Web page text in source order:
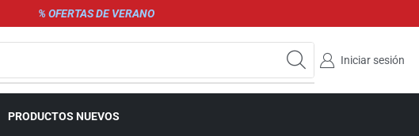
% OFERTAS DE VERANO
Iniciar sesión
PRODUCTOS NUEVOS